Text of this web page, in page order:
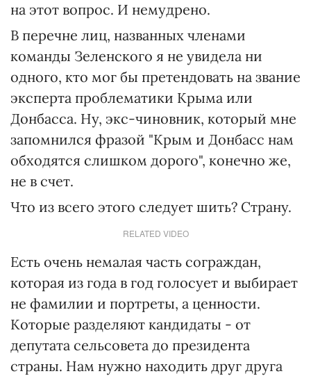
на этот вопрос. И немудрено.
В перечне лиц, названных членами
команды Зеленского я не увидела ни
одного, кто мог бы претендовать на звание
эксперта проблематики Крыма или
Донбасса. Ну, экс-чиновник, который мне
запомнился фразой "Крым и Донбасс нам
обходятся слишком дорого", конечно же,
не в счет.
Что из всего этого следует шить? Страну.
RELATED VIDEO
Есть очень немалая часть сограждан,
которая из года в год голосует и выбирает
не фамилии и портреты, а ценности.
Которые разделяют кандидаты - от
депутата сельсовета до президента
страны. Нам нужно находить друг друга